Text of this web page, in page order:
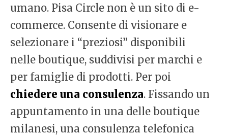
umano. Pisa Circle non è un sito di e-
commerce. Consente di visionare e
selezionare i “preziosi” disponibili
nelle boutique, suddivisi per marchi e
per famiglie di prodotti. Per poi
chiedere una consulenza. Fissando un
appuntamento in una delle boutique
milanesi, una consulenza telefonica